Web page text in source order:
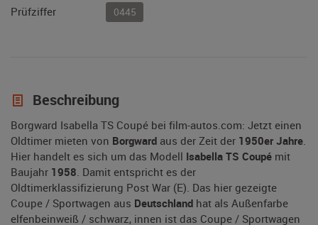
Prüfziffer
0445
Beschreibung
Borgward Isabella TS Coupé bei film-autos.com: Jetzt einen
Oldtimer mieten von Borgward aus der Zeit der 1950er Jahre.
Hier handelt es sich um das Modell Isabella TS Coupé mit
Baujahr 1958. Damit entspricht es der
Oldtimerklassifizierung Post War (E). Das hier gezeigte
Coupe / Sportwagen aus Deutschland hat als Außenfarbe
elfenbeinweiß / schwarz, innen ist das Coupe / Sportwagen